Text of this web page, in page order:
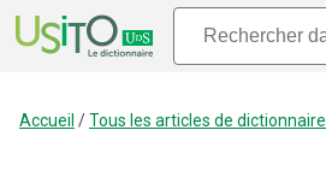
Accueil /Tous les articles de dictionnaire